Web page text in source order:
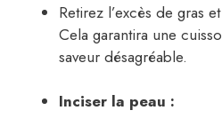
Retirez l’excès de gras
Cela garantira une
saveur désagréable.
Inciser la peau :